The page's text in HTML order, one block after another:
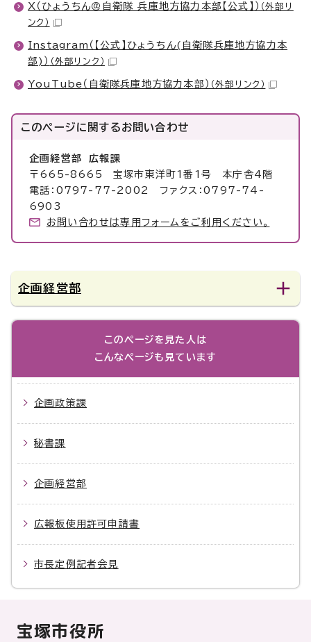
X（ひょうちん＠自衛隊 兵庫地方協力本部【公式】） （外部リ
ンク）
Instagram（【公式】ひょうちん(自衛隊兵庫地方協力本
部)） （外部リンク）
YouTube（自衛隊兵庫地方協力本部） （外部リンク）
このページに関するお問い合わせ
企画経営部 広報課
〒665-8665 宝塚市東洋町1番1号 本庁舎4階
電話：0797-77-2002 ファクス：0797-74-
6903
お問い合わせは専用フォームをご利用ください。
企画経営部
このページを見た人は
こんなページも見ています
企画政策課
秘書課
企画経営部
広報板使用許可申請書
市長定例記者会見
宝塚市役所